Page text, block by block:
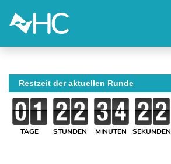
Restzeit der aktuellen Runde
TAGE STUNDEN MINUTEN SEKUNDEN